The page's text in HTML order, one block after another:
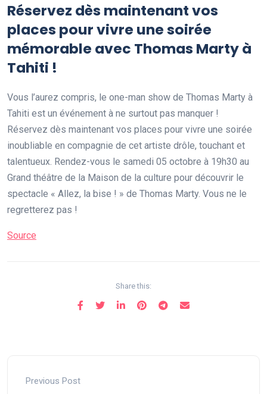
Réservez dès maintenant vos
places pour vivre une soirée
mémorable avec Thomas Marty à
Tahiti !
Vous l’aurez compris, le one-man show de Thomas Marty à
Tahiti est un événement à ne surtout pas manquer !
Réservez dès maintenant vos places pour vivre une soirée
inoubliable en compagnie de cet artiste drôle, touchant et
talentueux. Rendez-vous le samedi 05 octobre à 19h30 au
Grand théâtre de la Maison de la culture pour découvrir le
spectacle « Allez, la bise ! » de Thomas Marty. Vous ne le
regretterez pas !
Source
Share this:
Previous Post